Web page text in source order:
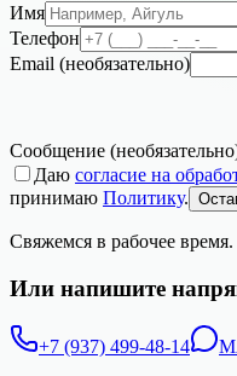
Имя
Телефон
Email (необязательно)
Сообщение
Даю согласие на
принимаю Политику.
Свяжемся в рабочее
Или напишите
+7 (937) 499-48-14